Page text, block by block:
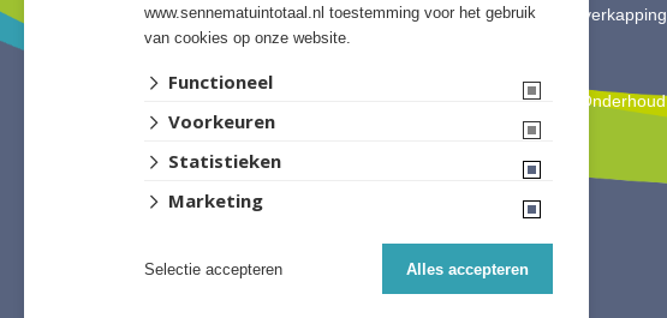
• Over GSB
• Andere GSB-vestigingen
• Tuinhuis & Overkapping
• Afwerking & Onderhoud
www.sennematuintotaal.nl toestemming voor het gebruik
van cookies op onze website.
Functioneel
Voorkeuren
Statistieken
Marketing
Selectie accepteren Alles accepteren